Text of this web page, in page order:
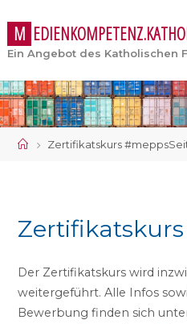
M EDIENKOMPETENZ.KATHO
Ein Angebot des Katholischen
StartZertifikatskurs #mepps
Der Zertifikatskurs wird
weitergeführt. Alle Infos
Bewerbung finden sich